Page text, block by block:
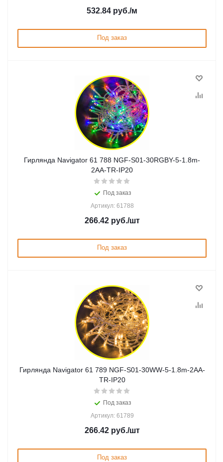
532.84 руб./м
Под заказ
Гирлянда Navigator 61 788 NGF-S01-30RGBY-5-1.8m-
2AA-TR-IP20
Под заказ
Артикул: 61788
266.42руб./шт
Под заказ
Гирлянда Navigator 61 789 NGF-S01-30WW-5-1.8m-2AA-
TR-IP20
Под заказ
Артикул: 61789
266.42руб./шт
Под заказ